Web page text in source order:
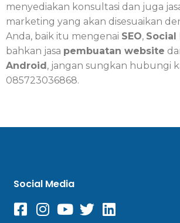
menyediakan konsultasi dan juga
marketing yang akan disesuaikan
Anda, baik itu mengenai SEO, Social
bahkan jasa pembuatan website
Android, jangan sungkan hubungi
085723036868.
Social Media